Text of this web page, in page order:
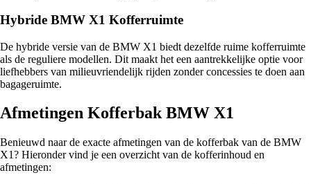
Hybride BMW X1 Kofferruimte
De hybride versie van de BMW X1 biedt dezelfde ruime kofferruimte
als de reguliere modellen. Dit maakt het een aantrekkelijke optie voor
liefhebbers van milieuvriendelijk rijden zonder concessies te doen aan
bagageruimte.
Afmetingen Kofferbak BMW X1
Benieuwd naar de exacte afmetingen van de kofferbak van de BMW
X1? Hieronder vind je een overzicht van de kofferinhoud en
afmetingen: